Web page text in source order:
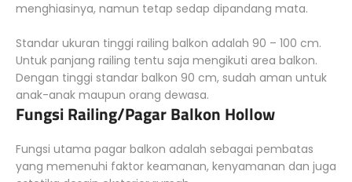
menghiasinya, namun tetap sedap dipandang mata.
Standar ukuran tinggi railing balkon adalah 90 – 100 cm.
Untuk panjang railing tentu saja mengikuti area balkon.
Dengan tinggi standar balkon 90 cm, sudah aman untuk
anak-anak maupun orang dewasa.
Fungsi Railing/Pagar Balkon Hollow
Fungsi utama pagar balkon adalah sebagai pembatas
yang memenuhi faktor keamanan, kenyamanan dan juga